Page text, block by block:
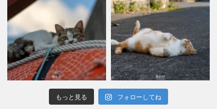
もっと見る フォローしてね